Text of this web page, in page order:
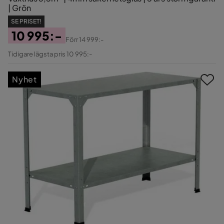
| Grön
SE PRISET!
Pris
10 995:-
Original
Förr14 999:-
Tidigare lägsta pris 10 995:-
Nyhet